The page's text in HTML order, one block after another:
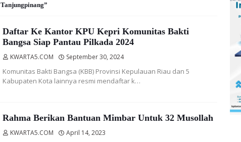
Tanjungpinang
Daftar Ke Kantor KPU Kepri Komunitas Bakti
Bangsa Siap Pantau Pilkada 2024
KWARTA5.COM September 30, 2024
Komunitas Bakti Bangsa (KBB) Provinsi Kepulauan Riau dan 5
Kabupaten Kota lainnya resmi mendaftar k…
Rahma Berikan Bantuan Mimbar Untuk 32 Musollah
KWARTA5.COM April 14, 2023